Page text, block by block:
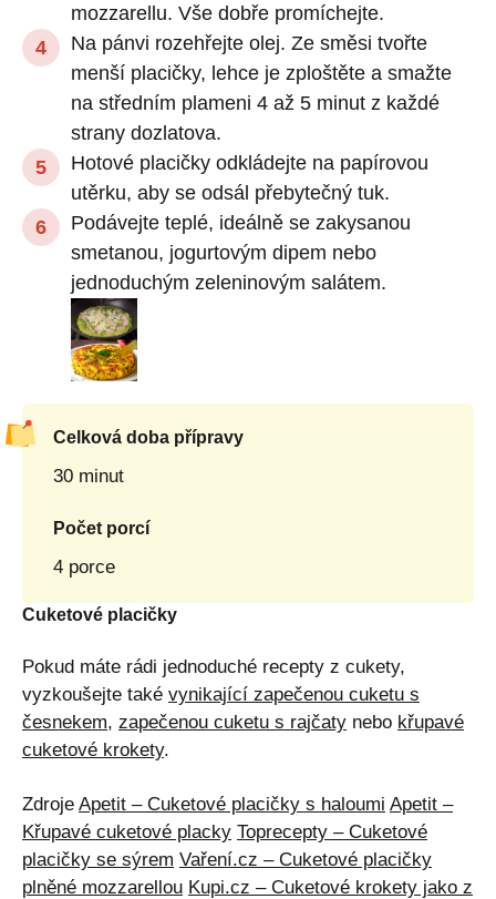
mozzarellu. Vše dobře promíchejte.
Na pánvi rozehřejte olej. Ze směsi tvořte
menší placičky, lehce je zploštěte a smažte
na středním plameni 4 až 5 minut z každé
strany dozlatova.
Hotové placičky odkládejte na papírovou
utěrku, aby se odsál přebytečný tuk.
Podávejte teplé, ideálně se zakysanou
smetanou, jogurtovým dipem nebo
jednoduchým zeleninovým salátem.
Celková doba přípravy
30 minut
Počet porcí
4 porce
Cuketové placičky
Pokud máte rádi jednoduché recepty z cukety,
vyzkoušejte také vynikající zapečenou cuketu s
česnekem, zapečenou cuketu s rajčaty nebo křupavé
cuketové krokety.
Zdroje Apetit – Cuketové placičky s haloumi Apetit –
Křupavé cuketové placky Toprecepty – Cuketové
placičky se sýrem Vaření.cz – Cuketové placičky
plněné mozzarellou Kupi.cz – Cuketové krokety jako z